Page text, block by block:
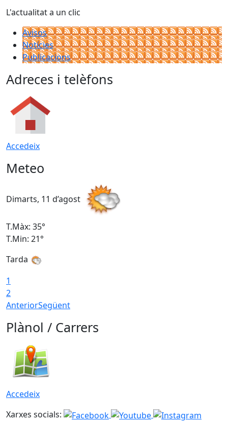
L'actualitat a un clic
Avisos
Notícies
Publicacions
Adreces i telèfons
Accedeix
Meteo
Dimarts, 11 d’agost
T.Màx: 35°
T.Min: 21°
Tarda
1
2
AnteriorSegüent
Plànol / Carrers
Accedeix
Xarxes socials: